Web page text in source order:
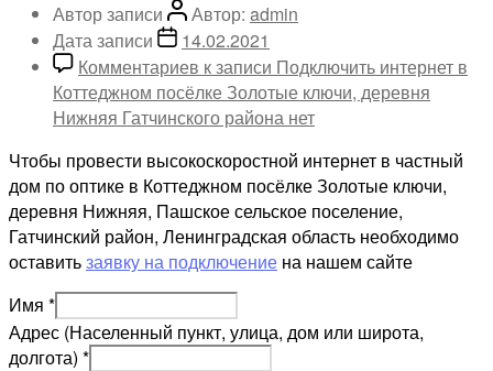
Автор записи Автор: admin
Дата записи
14.02.2021
Комментариев к записи Подключить интернет в
Коттеджном посёлке Золотые ключи, деревня
Нижняя Гатчинского района нет
Чтобы провести высокоскоростной интернет в частный
дом по оптике в Коттеджном посёлке Золотые ключи,
деревня Нижняя, Пашское сельское поселение,
Гатчинский район, Ленинградская область необходимо
оставитьзаявку на подключение на нашем сайте
Имя *
Адрес (Населенный пункт, улица, дом или широта,
долгота) *